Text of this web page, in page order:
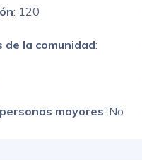
: 120
la comunidad:
mayores: No